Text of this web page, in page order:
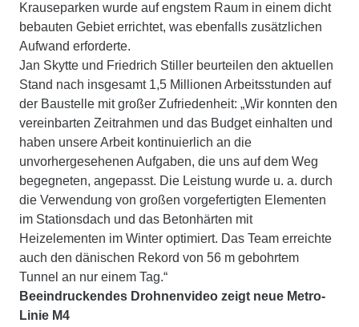
Krauseparken wurde auf engstem Raum in einem dicht
bebauten Gebiet errichtet, was ebenfalls zusätzlichen
Aufwand erforderte.
Jan Skytte und Friedrich Stiller beurteilen den aktuellen
Stand nach insgesamt 1,5 Millionen Arbeitsstunden auf
der Baustelle mit großer Zufriedenheit: „Wir konnten den
vereinbarten Zeitrahmen und das Budget einhalten und
haben unsere Arbeit kontinuierlich an die
unvorhergesehenen Aufgaben, die uns auf dem Weg
begegneten, angepasst. Die Leistung wurde u. a. durch
die Verwendung von großen vorgefertigten Elementen
im Stationsdach und das Betonhärten mit
Heizelementen im Winter optimiert. Das Team erreichte
auch den dänischen Rekord von 56 m gebohrtem
Tunnel an nur einem Tag.“
Beeindruckendes Drohnenvideo zeigt neue Metro-
Linie M4